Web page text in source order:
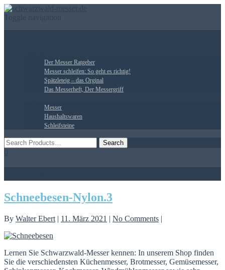
Der Messer Ratgeber
Messer schleifen: So geht es richtig!
Spätzleteig – das Orginal
Das Messerheft, Der Messergriff
Messer
Haushaltswaren
Schleifsteine
Schneebesen-Nylon.3
By Walter Ebert | 11. März 2021 | No Comments |
Lernen Sie Schwarzwald-Messer kennen: In unserem Shop finden
Sie die verschiedensten Küchenmesser, Brotmesser, Gemüsemesser,